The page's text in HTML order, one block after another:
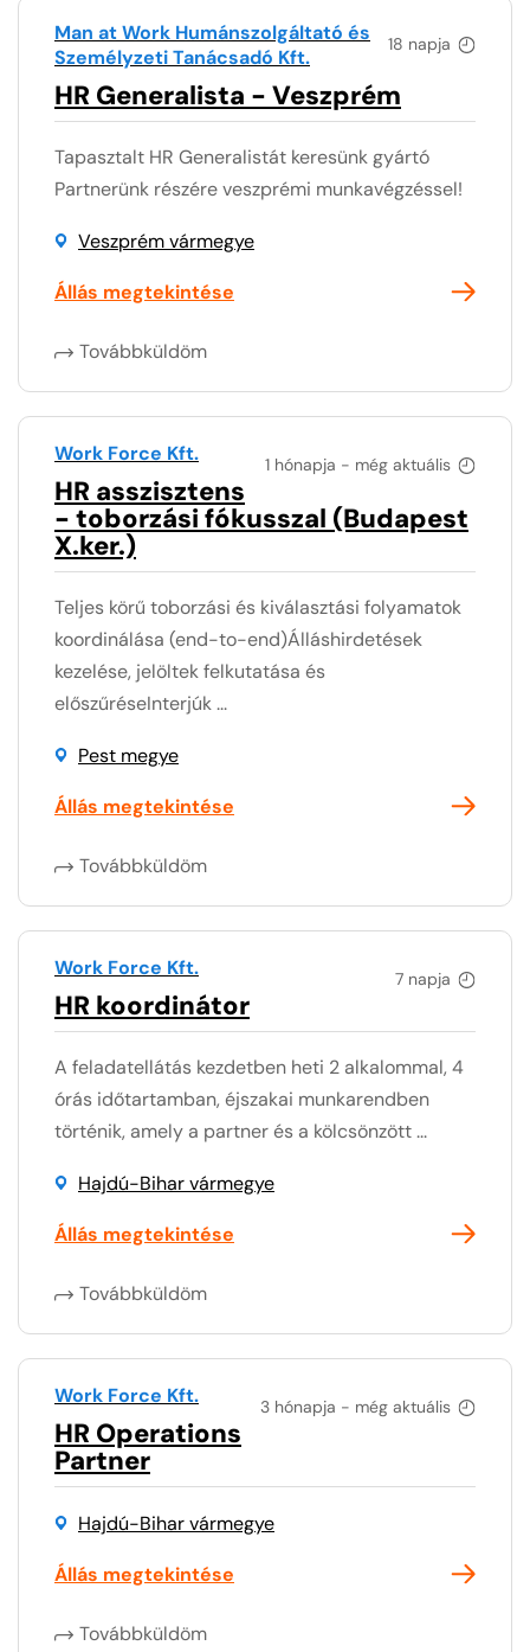
18 napja
Man at Work Humánszolgáltató és
Személyzeti Tanácsadó Kft.
HR Generalista - Veszprém
Tapasztalt HR Generalistát keresünk gyártó
Partnerünk részére veszprémi munkavégzéssel!
Veszprém vármegye
Állás megtekintése
Továbbküldöm
1 hónapja - még aktuális
Work Force Kft.
HR asszisztens
- toborzási fókusszal (Budapest
X.ker.)
Teljes körű toborzási és kiválasztási folyamatok
koordinálása (end-to-end)Álláshirdetések
kezelése, jelöltek felkutatása és
előszűréseInterjúk ...
Pest megye
Állás megtekintése
Továbbküldöm
7 napja
Work Force Kft.
HR koordinátor
A feladatellátás kezdetben heti 2 alkalommal, 4
órás időtartamban, éjszakai munkarendben
történik, amely a partner és a kölcsönzött ...
Hajdú-Bihar vármegye
Állás megtekintése
Továbbküldöm
3 hónapja - még aktuális
Work Force Kft.
HR Operations
Partner
Hajdú-Bihar vármegye
Állás megtekintése
Továbbküldöm